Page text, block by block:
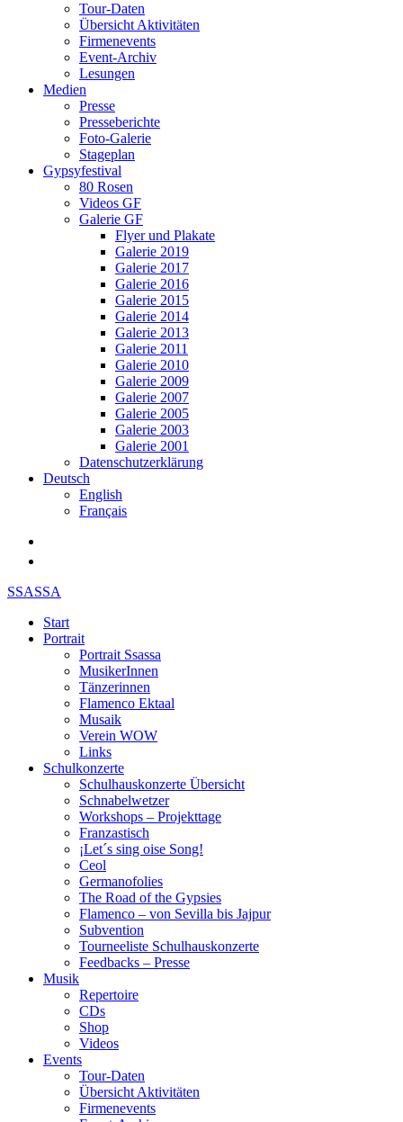
Tour-Daten
Übersicht Aktivitäten
Firmenevents
Event-Archiv
Lesungen
Medien
Presse
Presseberichte
Foto-Galerie
Stageplan
Gypsyfestival
80 Rosen
Videos GF
Galerie GF
Flyer und Plakate
Galerie 2019
Galerie 2017
Galerie 2016
Galerie 2015
Galerie 2014
Galerie 2013
Galerie 2011
Galerie 2010
Galerie 2009
Galerie 2007
Galerie 2005
Galerie 2003
Galerie 2001
Datenschutzerklärung
Deutsch
English
Français
SSASSA
Start
Portrait
Portrait Ssassa
MusikerInnen
Tänzerinnen
Flamenco Ektaal
Musaik
Verein WOW
Links
Schulkonzerte
Schulhauskonzerte Übersicht
Schnabelwetzer
Workshops – Projekttage
Franzastisch
¡Let´s sing oise Song!
Ceol
Germanofolies
The Road of the Gypsies
Flamenco – von Sevilla bis Jajpur
Subvention
Tourneeliste Schulhauskonzerte
Feedbacks – Presse
Musik
Repertoire
CDs
Shop
Videos
Events
Tour-Daten
Übersicht Aktivitäten
Firmenevents